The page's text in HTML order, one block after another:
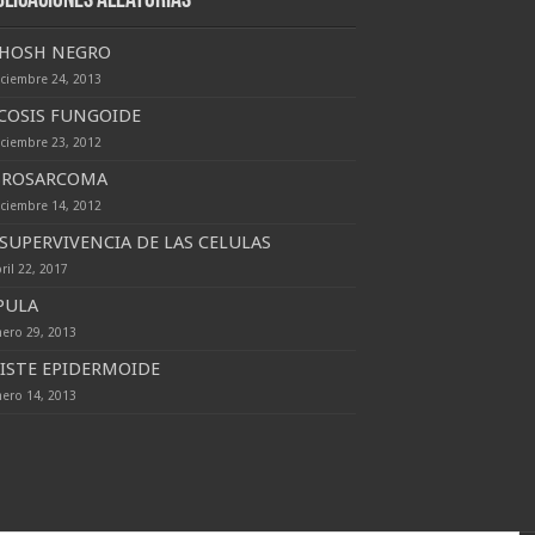
NEGRO
24, 2013
FUNGOIDE
23, 2012
14, 2012
DE LAS CELULAS
22, 2017
29, 2013
EPIDERMOIDE
14, 2013